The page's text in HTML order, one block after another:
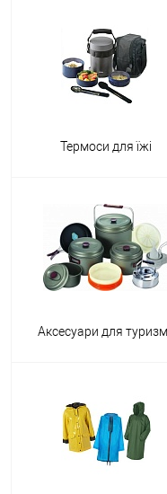
ножі-мультитули та
Рекомендації щодо
кемпінгу
Термоси для їжі
Аксесуари для